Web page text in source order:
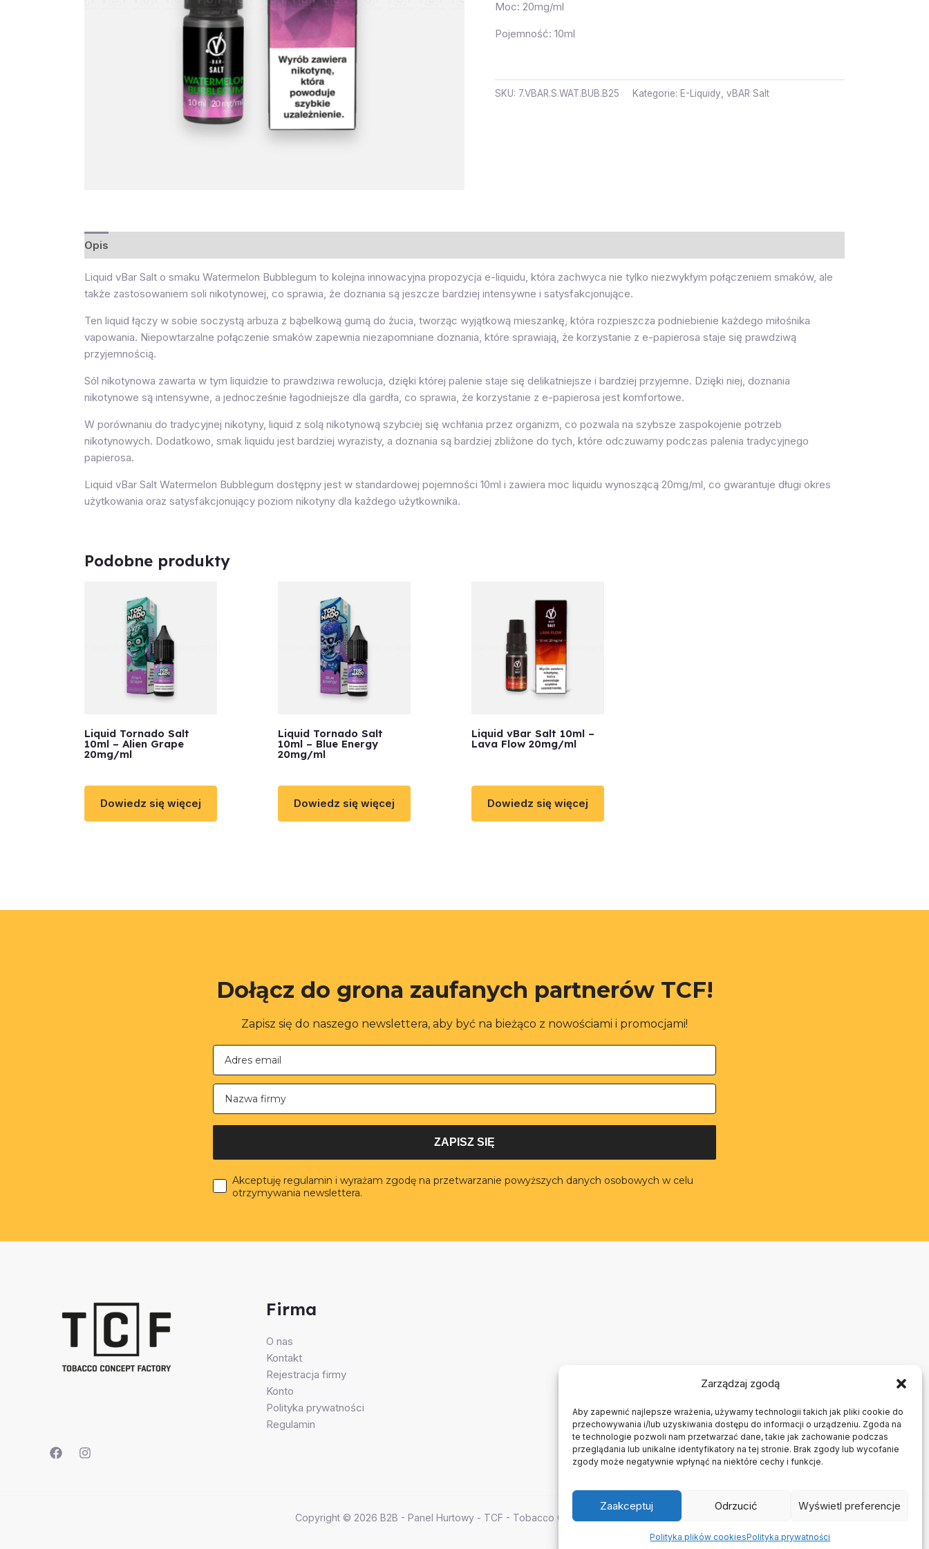
Zarządzaj zgodą
Aby zapewnić najlepsze wrażenia, używamy technologii takich jak pliki cookie do
przechowywania i/lub uzyskiwania dostępu do informacji o urządzeniu. Zgoda na
te technologie pozwoli nam przetwarzać dane, takie jak zachowanie podczas
przeglądania lub unikalne identyfikatory na tej stronie. Brak zgody lub wycofanie
zgody może negatywnie wpłynąć na niektóre cechy i funkcje.
Zaakceptuj Odrzucić Wyświetl preferencje
Polityka plików cookiesPolityka prywatności
Moc: 20mg/ml
Pojemność: 10ml
SKU: 7.VBAR.S.WAT.BUB.B25 Kategorie: E-Liquidy, vBAR Salt
Opis
Liquid vBar Salt o smaku Watermelon Bubblegum to kolejna innowacyjna propozycja e-liquidu, która zachwyca nie tylko niezwykłym połączeniem smaków, ale
także zastosowaniem soli nikotynowej, co sprawia, że doznania są jeszcze bardziej intensywne i satysfakcjonujące.
Ten liquid łączy w sobie soczystą arbuza z bąbelkową gumą do żucia, tworząc wyjątkową mieszankę, która rozpieszcza podniebienie każdego miłośnika
vapowania. Niepowtarzalne połączenie smaków zapewnia niezapomniane doznania, które sprawiają, że korzystanie z e-papierosa staje się prawdziwą
przyjemnością.
Sól nikotynowa zawarta w tym liquidzie to prawdziwa rewolucja, dzięki której palenie staje się delikatniejsze i bardziej przyjemne. Dzięki niej, doznania
nikotynowe są intensywne, a jednocześnie łagodniejsze dla gardła, co sprawia, że korzystanie z e-papierosa jest komfortowe.
W porównaniu do tradycyjnej nikotyny, liquid z solą nikotynową szybciej się wchłania przez organizm, co pozwala na szybsze zaspokojenie potrzeb
nikotynowych. Dodatkowo, smak liquidu jest bardziej wyrazisty, a doznania są bardziej zbliżone do tych, które odczuwamy podczas palenia tradycyjnego
papierosa.
Liquid vBar Salt Watermelon Bubblegum dostępny jest w standardowej pojemności 10ml i zawiera moc liquidu wynoszącą 20mg/ml, co gwarantuje długi okres
użytkowania oraz satysfakcjonujący poziom nikotyny dla każdego użytkownika.
Podobne produkty
Liquid Tornado Salt
10ml – Alien Grape
20mg/ml
Dowiedz się więcej
Liquid Tornado Salt
10ml – Blue Energy
20mg/ml
Dowiedz się więcej
Liquid vBar Salt 10ml –
Lava Flow 20mg/ml
Dowiedz się więcej
Dołącz do grona zaufanych partnerów TCF!
Zapisz się do naszego newslettera, aby być na bieżąco z nowościami i promocjami!
Nazwa firmy
ZAPISZ SIĘ
Akceptuję regulamin i wyrażam zgodę na przetwarzanie powyższych danych osobowych w celu
otrzymywania newslettera.
Firma
O nas
Kontakt
Rejestracja firmy
Konto
Polityka prywatności
Regulamin
Copyright © 2026 B2B - Panel Hurtowy - TCF - Tobacco Concept Factory